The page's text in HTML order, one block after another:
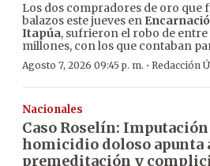
Los dos compradores de oro que
balazos este jueves en
Itapúa, sufrieron el robo de entre
millones, con los que contaban
Agosto 7, 2026 09:45 p. m. · Redacción
Nacionales
Caso Roselín:
homicidio doloso apunta
premeditación y